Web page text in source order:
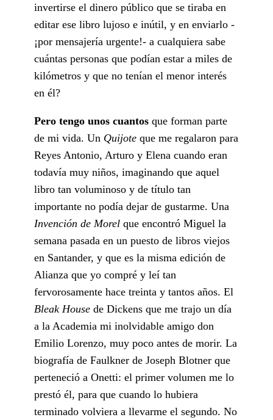
invertirse el dinero público que se tiraba en
editar ese libro lujoso e inútil, y en enviarlo -
¡por mensajería urgente!- a cualquiera sabe
cuántas personas que podían estar a miles de
kilómetros y que no tenían el menor interés
en él?
Pero tengo unos cuantos que forman parte
de mi vida. Un Quijote que me regalaron para
Reyes Antonio, Arturo y Elena cuando eran
todavía muy niños, imaginando que aquel
libro tan voluminoso y de título tan
importante no podía dejar de gustarme. Una
Invención de Morel que encontró Miguel la
semana pasada en un puesto de libros viejos
en Santander, y que es la misma edición de
Alianza que yo compré y leí tan
fervorosamente hace treinta y tantos años. El
Bleak House de Dickens que me trajo un día
a la Academia mi inolvidable amigo don
Emilio Lorenzo, muy poco antes de morir. La
biografía de Faulkner de Joseph Blotner que
perteneció a Onetti: el primer volumen me lo
prestó él, para que cuando lo hubiera
terminado volviera a llevarme el segundo. No